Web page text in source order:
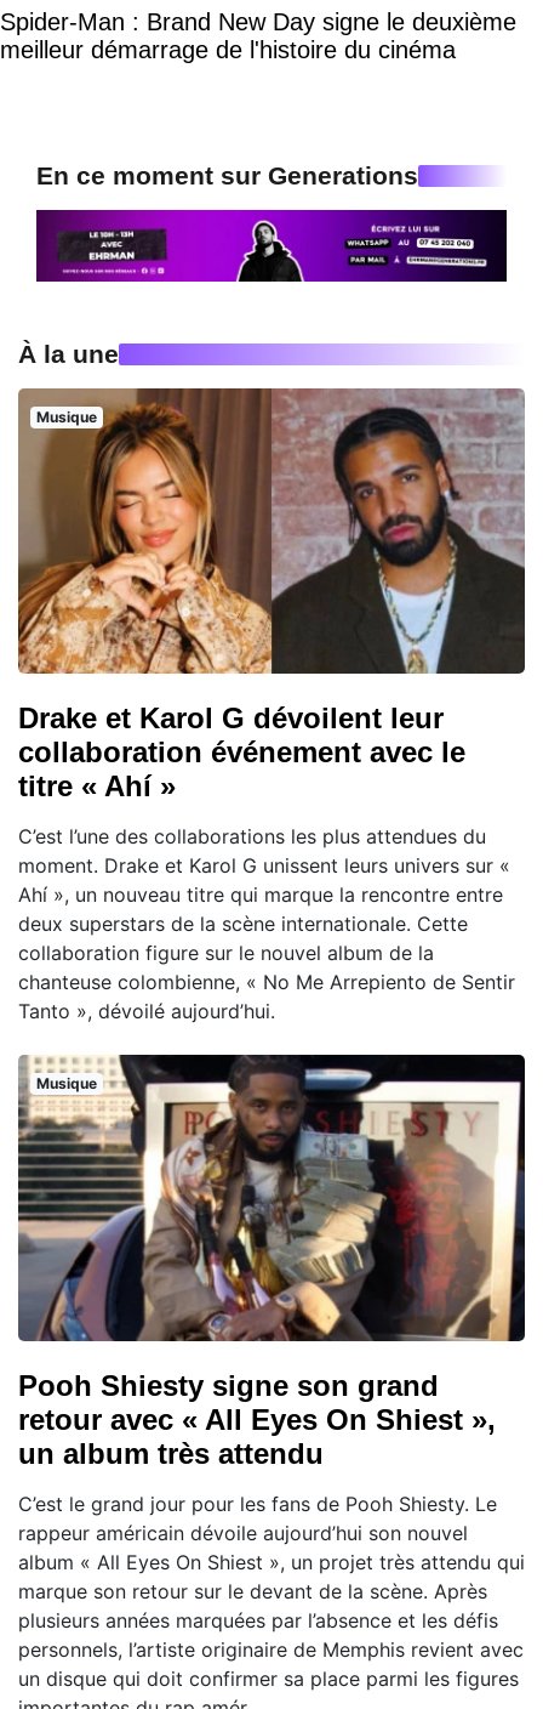
Spider-Man : Brand New Day signe le deuxième
meilleur démarrage de l'histoire du cinéma
En ce moment sur Generations
À la une
Musique
Drake et Karol G dévoilent leur
collaboration événement avec le
titre « Ahí »
C’est l’une des collaborations les plus attendues du
moment. Drake et Karol G unissent leurs univers sur «
Ahí », un nouveau titre qui marque la rencontre entre
deux superstars de la scène internationale. Cette
collaboration figure sur le nouvel album de la
chanteuse colombienne, « No Me Arrepiento de Sentir
Tanto », dévoilé aujourd’hui.
Musique
Pooh Shiesty signe son grand
retour avec « All Eyes On Shiest »,
un album très attendu
C’est le grand jour pour les fans de Pooh Shiesty. Le
rappeur américain dévoile aujourd’hui son nouvel
album « All Eyes On Shiest », un projet très attendu qui
marque son retour sur le devant de la scène. Après
plusieurs années marquées par l’absence et les défis
personnels, l’artiste originaire de Memphis revient avec
un disque qui doit confirmer sa place parmi les figures